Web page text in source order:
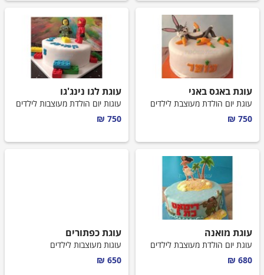
עוגת באגס באני
עוגת יום הולדת מעוצבת לילדים
750 ₪
עוגת לגו נינג'גו
עוגות יום הולדת מעוצבות לילדים
750 ₪
עוגת מואנה
עוגת יום הולדת מעוצבת לילדים
680 ₪
עוגת כפתורים
עוגות מעוצבות לילדים
650 ₪